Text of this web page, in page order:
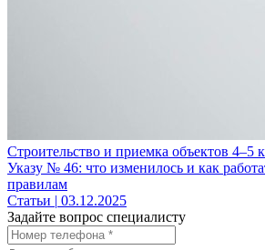
Строительство и приемка объектов 4–5
Указу № 46: что изменилось и как
правилам
Статьи | 03.12.2025
Задайте вопрос специалисту